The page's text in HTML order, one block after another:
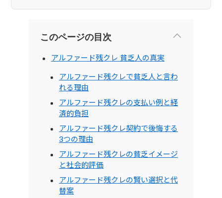
このページの目次
アルファード残クレ 貧乏人の真実
アルファード残クレで貧乏人と言わ
れる理由
アルファード残クレの支払い例と経
済的負担
アルファード残クレ契約で後悔する
3つの理由
アルファード残クレの貧乏イメージ
と社会的評価
アルファード残クレの賢い選択と代
替案